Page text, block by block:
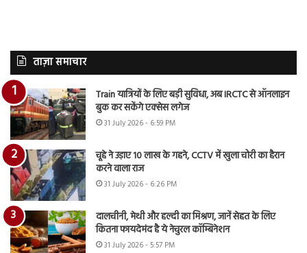
ताज़ा समाचार
Train यात्रियों के लिए बड़ी सुविधा, अब IRCTC से ऑनलाइन
बुक कर सकेंगे एक्सेस लगेज
31 July 2026 - 6:59 PM
चूहे ने उड़ाए 10 लाख के गहने, CCTV में खुला चोरी का हैरान
करने वाला राज
31 July 2026 - 6:26 PM
दालचीनी, मेथी और हल्दी का मिश्रण, जानें सेहत के लिए
कितना फायदेमंद है ये नेचुरल कॉम्बिनेशन
31 July 2026 - 5:57 PM